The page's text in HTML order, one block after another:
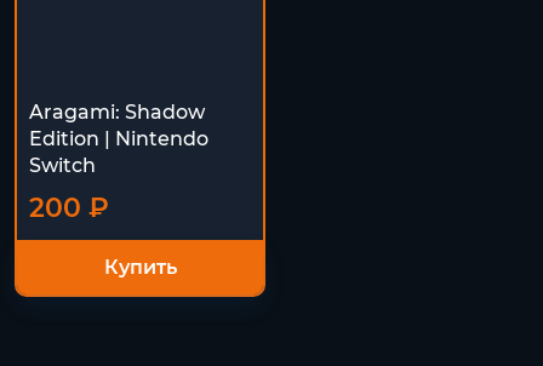
Aragami: Shadow
Edition | Nintendo
Switch
200 ₽
Купить